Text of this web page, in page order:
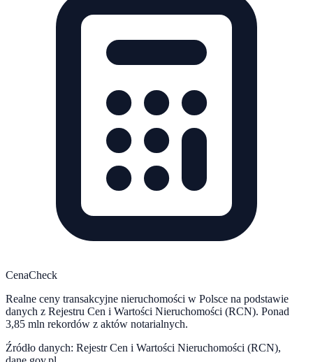
CenaCheck
Realne ceny transakcyjne nieruchomości w Polsce na podstawie
danych z Rejestru Cen i Wartości Nieruchomości (RCN). Ponad
3,85 mln rekordów z aktów notarialnych.
Źródło danych: Rejestr Cen i Wartości Nieruchomości (RCN),